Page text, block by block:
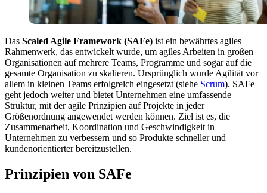
Das Scaled Agile Framework (SAFe) ist ein bewährtes agiles
Rahmenwerk, das entwickelt wurde, um agiles Arbeiten in großen
Organisationen auf mehrere Teams, Programme und sogar auf die
gesamte Organisation zu skalieren. Ursprünglich wurde Agilität vor
allem in kleinen Teams erfolgreich eingesetzt (siehe Scrum). SAFe
geht jedoch weiter und bietet Unternehmen eine umfassende
Struktur, mit der agile Prinzipien auf Projekte in jeder
Größenordnung angewendet werden können. Ziel ist es, die
Zusammenarbeit, Koordination und Geschwindigkeit in
Unternehmen zu verbessern und so Produkte schneller und
kundenorientierter bereitzustellen.
Prinzipien von SAFe